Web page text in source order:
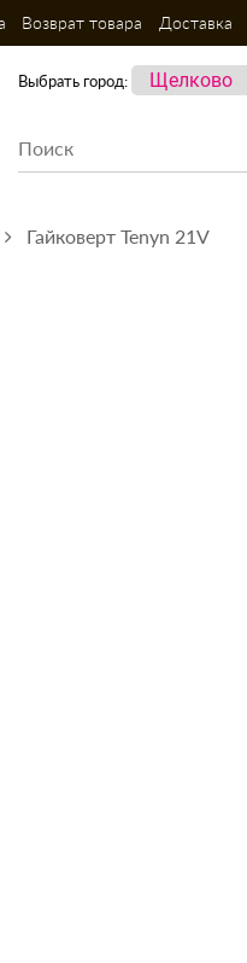
Возврат товара Доставка
Выбрать город:
Гайковерт Tenyn 21V